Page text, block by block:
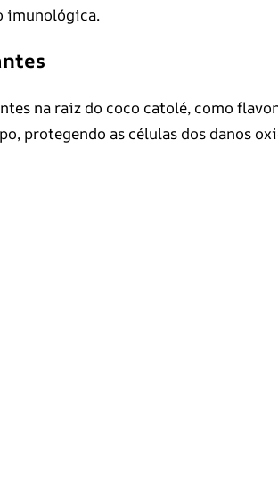
imunológica.
na raiz do coco catolé, como
protegendo as células dos danos